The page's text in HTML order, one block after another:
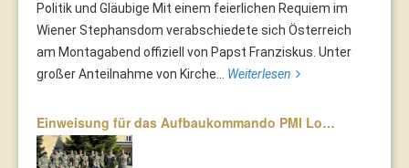
Politik und Gläubige Mit einem feierlichen Requiem im
Wiener Stephansdom verabschiedete sich Österreich
am Montagabend offiziell von Papst Franziskus. Unter
großer Anteilnahme von Kirche... Weiterlesen
Einweisung für das Aufbaukommando PMI Lo…